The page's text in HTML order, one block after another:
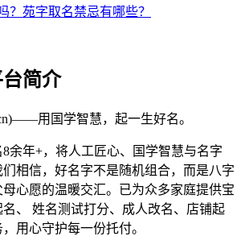
？苑字取名禁忌有哪些？
简介
用国学智慧，起一生好名。
余年+，将人工匠心、国学智慧与名字
相信，好名字不是随机组合，而是八字
心愿的温暖交汇。已为众多家庭提供宝
、 姓名测试打分、成人改名、店铺起
用心守护每一份托付。